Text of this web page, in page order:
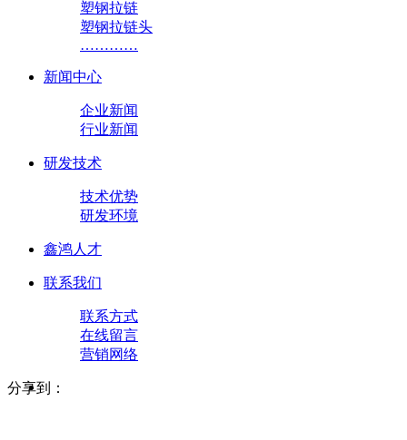
塑钢拉链
塑钢拉链头
…………
新闻中心
企业新闻
行业新闻
研发技术
技术优势
研发环境
鑫鸿人才
联系我们
联系方式
在线留言
营销网络
分享到：